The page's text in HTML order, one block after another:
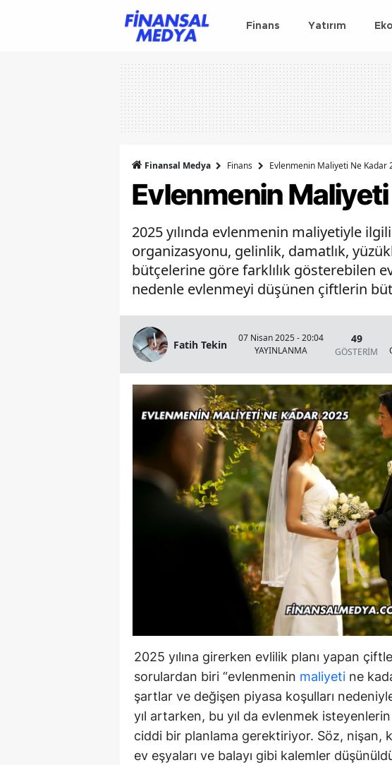
Finans Yatırım
Finansal Medya Finans Evlenmenin Maliyeti Ne Kadar
Evlenmenin
2025 yılında evlenmenin maliyetiyle
organizasyonu, gelinlik, damatlık,
bütçelerine göre farklılık gösterebilen
nedenle evlenmeyi düşünen çiftlerin
Fatih Tekin
07 Nisan 2025 - 20:04
YAYINLANMA
49
GÖSTERİM
2025 yılına girerken evlilik planı yapan
sorulardan biri “evlenmenin maliyeti ne
şartlar ve değişen piyasa koşulları
yıl artarken, bu yıl da evlenmek
ciddi bir planlama gerektiriyor. Söz, nişan,
ev eşyaları ve balayı gibi kalemler